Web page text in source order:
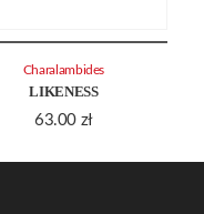
LIKENESS
63.00 zł
Charalambides